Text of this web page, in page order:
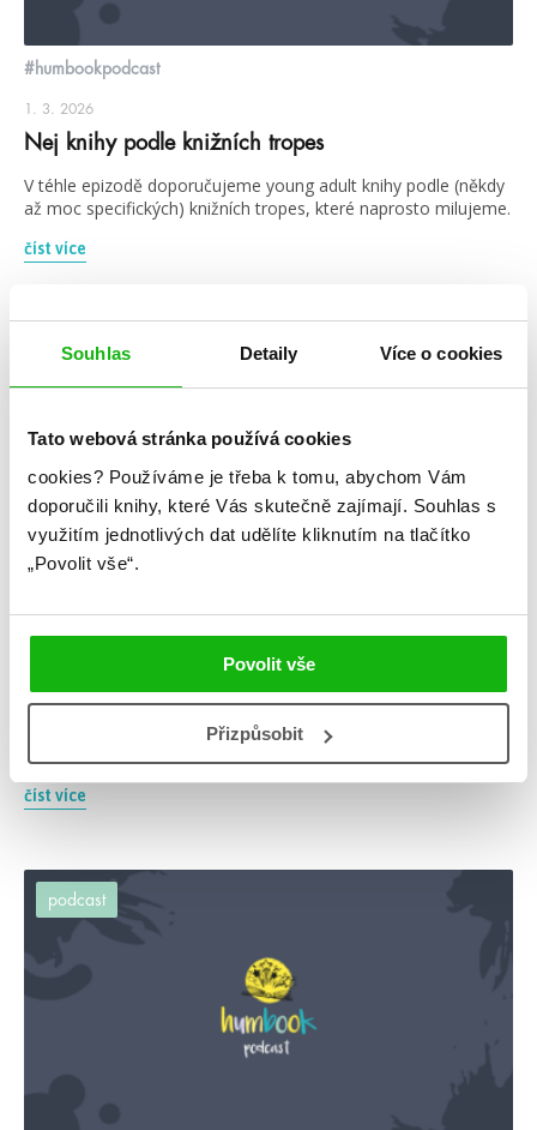
Souhlas Detaily Více o cookies
Tato webová stránka používá cookies
cookies? Používáme je třeba k tomu, abychom Vám
doporučili knihy, které Vás skutečně zajímají. Souhlas s
využitím jednotlivých dat udělíte kliknutím na tlačítko
„Povolit vše“.
Povolit vše
Přizpůsobit
#humbookpodcast
1. 3. 2026
Nej knihy podle knižních tropes
V téhle epizodě doporučujeme young adult knihy podle (někdy
až moc specifických) knižních tropes, které naprosto milujeme.
číst více
podcast
12. 2. 2026
Knihy a jejich filmové a seriálové adaptace
Móňa s Áňou se ponořily do hlubin filmových a seriálových
adaptací… Jaká je jejich nejoblíbenější? Musí číst knihu jako
první? A jak se těší na Úsvit sklizně?
číst více
podcast